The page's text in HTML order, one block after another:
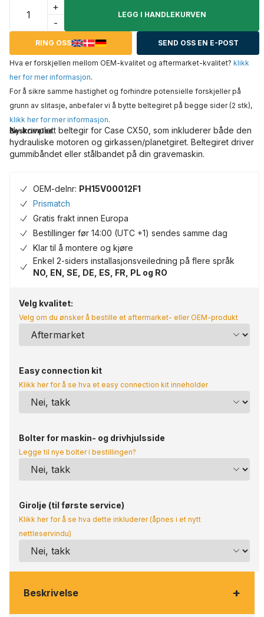
+
-
LEGG I HANDLEKURVEN
RING OSS SEND OSS EN E-POST
Hva er forskjellen mellom OEM-kvalitet og aftermarket-kvalitet? klikk
her for mer informasjon.
For å sikre samme hastighet og forhindre potensielle forskjeller på
grunn av slitasje, anbefaler vi å bytte beltegiret på begge sider (2 stk),
klikk her for mer informasjon.
Beskrivelse
Ny komplett beltegir for Case CX50, som inkluderer både den
hydrauliske motoren og girkassen/planetgiret. Beltegiret driver
gummibåndet eller stålbandet på din gravemaskin.
OEM-delnr: PH15V00012F1
Prismatch
Gratis frakt innen Europa
Bestillinger før 14:00 (UTC +1) sendes samme dag
Klar til å montere og kjøre
Enkel 2-siders installasjonsveiledning på flere språk
NO, EN, SE, DE, ES, FR, PL og RO
Velg kvalitet:
Velg om du ønsker å bestille et aftermarket- eller OEM-produkt
Easy connection kit
Klikk her for å se hva et easy connection kit inneholder
Bolter for maskin- og drivhjulsside
Legge til nye bolter i bestillingen?
Girolje (til første service)
Klikk her for å se hva dette inkluderer (åpnes i et nytt
nettleservindu)
Beskrivelse +